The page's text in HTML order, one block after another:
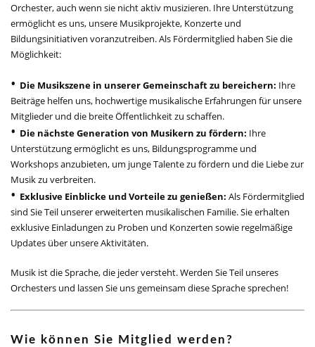
Orchester, auch wenn sie nicht aktiv musizieren. Ihre Unterstützung
ermöglicht es uns, unsere Musikprojekte, Konzerte und
Bildungsinitiativen voranzutreiben. Als Fördermitglied haben Sie die
Möglichkeit:
Die Musikszene in unserer Gemeinschaft zu bereichern: Ihre
Beiträge helfen uns, hochwertige musikalische Erfahrungen für unsere
Mitglieder und die breite Öffentlichkeit zu schaffen.
Die nächste Generation von Musikern zu fördern: Ihre
Unterstützung ermöglicht es uns, Bildungsprogramme und
Workshops anzubieten, um junge Talente zu fördern und die Liebe zur
Musik zu verbreiten.
Exklusive Einblicke und Vorteile zu genießen: Als Fördermitglied
sind Sie Teil unserer erweiterten musikalischen Familie. Sie erhalten
exklusive Einladungen zu Proben und Konzerten sowie regelmäßige
Updates über unsere Aktivitäten.
Musik ist die Sprache, die jeder versteht. Werden Sie Teil unseres
Orchesters und lassen Sie uns gemeinsam diese Sprache sprechen!
Wie können Sie Mitglied werden?